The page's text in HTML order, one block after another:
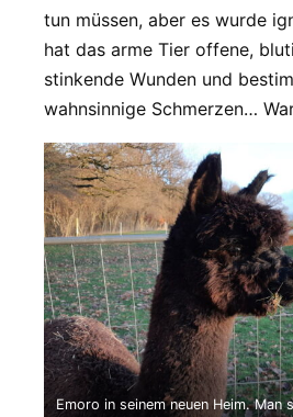
tun müssen, aber es wurde
hat das arme Tier offene,
stinkende Wunden und
wahnsinnige Schmerzen…
Emoro in seinem neuen Heim.